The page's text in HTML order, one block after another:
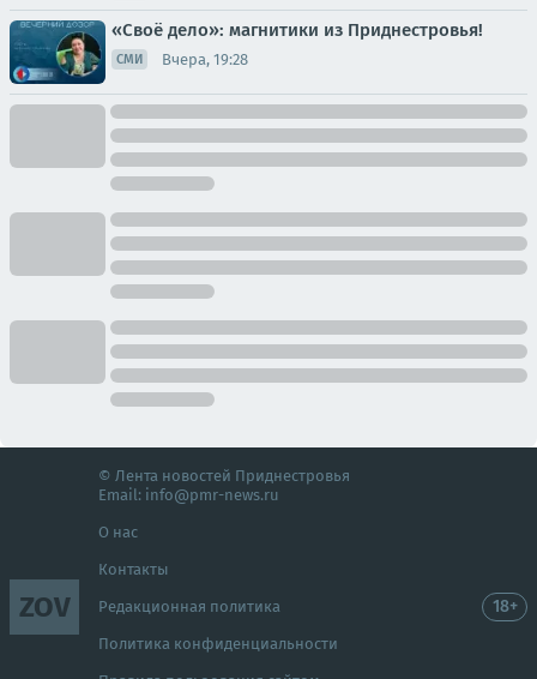
«Своё дело»: магнитики из Приднестровья!
СМИ Вчера, 19:28
ZOV
© Лента новостей Приднестровья
Email: info@pmr-news.ru
О нас
Контакты
Редакционная политика
Политика конфиденциальности
18+